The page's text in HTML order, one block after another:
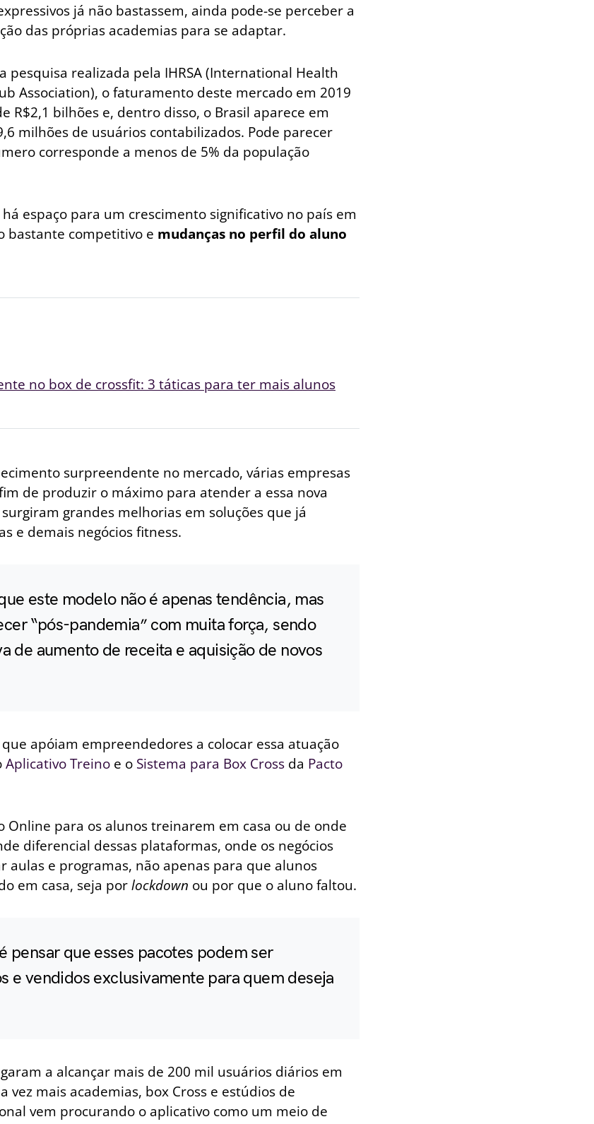
já não bastassem, ainda pode-se perceber a
das próprias academias para se adaptar.
pesquisa realizada pela IHRSA (International Health
Association), o faturamento deste mercado em 2019
R$2,1 bilhões e, dentro disso, o Brasil aparece em
milhões de usuários contabilizados. Pode parecer
corresponde a menos de 5% da população
espaço para um crescimento significativo no país em
bastante competitivo e mudanças no perfil do aluno
no box de crossfit: 3 táticas para ter mais alunos
surpreendente no mercado, várias empresas
de produzir o máximo para atender a essa nova
grandes melhorias em soluções que já
e demais negócios fitness.
este modelo não é apenas tendência, mas
“pós-pandemia” com muita força, sendo
de aumento de receita e aquisição de novos
apóiam empreendedores a colocar essa atuação
Aplicativo Treino e o Sistema para Box Cross da Pacto
Online para os alunos treinarem em casa ou de onde
diferencial dessas plataformas, onde os negócios
aulas e programas, não apenas para que alunos
em casa, seja porlockdown ou por que o aluno faltou.
pensar que esses pacotes podem ser
e vendidos exclusivamente para quem deseja
a alcançar mais de 200 mil usuários diários em
vez mais academias, box Cross e estúdios de
vem procurando o aplicativo como um meio de